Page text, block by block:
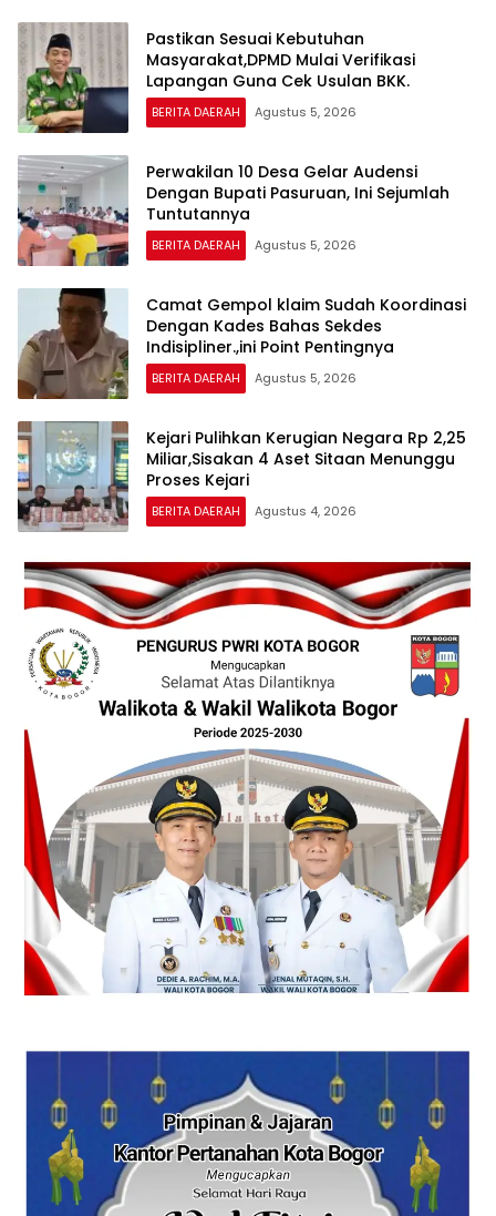
Pastikan Sesuai Kebutuhan
Masyarakat,DPMD Mulai Verifikasi
Lapangan Guna Cek Usulan BKK.
BERITA DAERAH Agustus 5, 2026
Perwakilan 10 Desa Gelar Audensi
Dengan Bupati Pasuruan, Ini Sejumlah
Tuntutannya
BERITA DAERAH Agustus 5, 2026
Camat Gempol klaim Sudah Koordinasi
Dengan Kades Bahas Sekdes
Indisipliner.,ini Point Pentingnya
BERITA DAERAH Agustus 5, 2026
Kejari Pulihkan Kerugian Negara Rp 2,25
Miliar,Sisakan 4 Aset Sitaan Menunggu
Proses Kejari
BERITA DAERAH Agustus 4, 2026